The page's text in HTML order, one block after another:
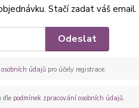
látky
Stačí zadat váš email.
Odeslat
údajůpro účely registrace.
dle podmínek zpracování osobních údajů.